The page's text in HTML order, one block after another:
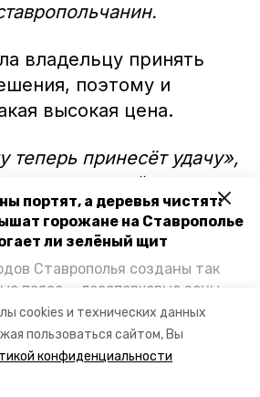
cookies и технических данных
пользоваться сайтом, Вы
конфиденциальности
портят, а деревья чистят:
горожане на Ставрополье
ли зелёный щит
Ставрополья созданы так
пояса — лесопарковые зоны,
воздействие выхлопных
Справляются ли они с
потоком автотранспорта и
жители края, узнала
владельцу принять
поэтому и
высокая цена.
теперь принесёт удачу»,
счастливой монеты.
планирует взять
Новые
мужчина приобретать